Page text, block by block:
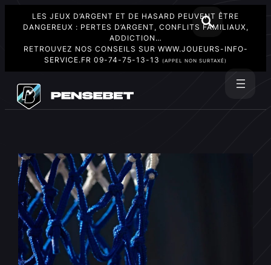
LES JEUX D’ARGENT ET DE HASARD PEUVENT ÊTRE
DANGEREUX : PERTES D’ARGENT, CONFLITS FAMILIAUX,
ADDICTION…
RETROUVEZ NOS CONSEILS SUR WWW.JOUEURS-INFO-
SERVICE.FR 09-74-75-13-13 (APPEL NON SURTAXÉ)
contenu